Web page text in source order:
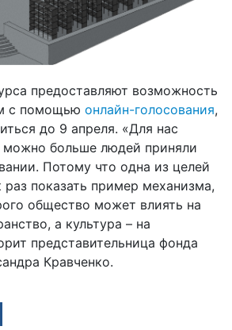
предоставляют возможность
с помощью онлайн-голосования,
до 9 апреля. «Для нас
можно больше людей приняли
Потому что одна из целей
раз показать пример механизма,
общество может влиять на
а культура – на
представительница фонда
Кравченко.